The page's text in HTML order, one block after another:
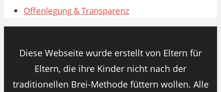
Offenlegung & Transparenz
Diese Webseite wurde erstellt von Eltern für
Eltern, die ihre Kinder nicht nach der
traditionellen Brei-Methode füttern wollen. Alle